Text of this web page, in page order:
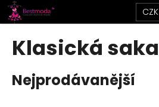
Přejít
na
obsah
CZK
Klasická saka
Nejprodávanější
K
o
o